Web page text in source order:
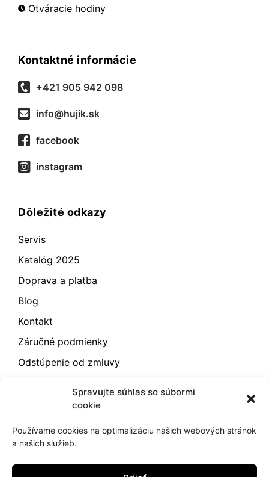
Spravujte súhlas so súbormi
cookie
Používame cookies na optimalizáciu našich webových stránok
a našich služieb.
Otváracie hodiny
Kontaktné informácie
+421 905 942 098
info@hujik.sk
facebook
instagram
Dôležité odkazy
Servis
Katalóg 2025
Doprava a platba
Blog
Kontakt
Záručné podmienky
Odstúpenie od zmluvy
Obchodné podmienky